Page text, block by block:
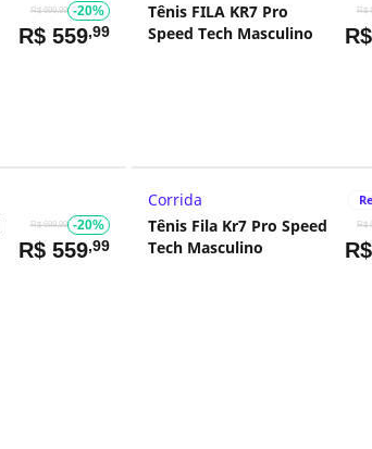
R$ 699,99 -20%
R$ 559,99
Tênis FILA KR7 Pro
Speed Tech Masculino
R$
R$ 699,99 -20%
R$ 559,99
Corrida
Tênis Fila Kr7 Pro Speed
Tech Masculino
R$